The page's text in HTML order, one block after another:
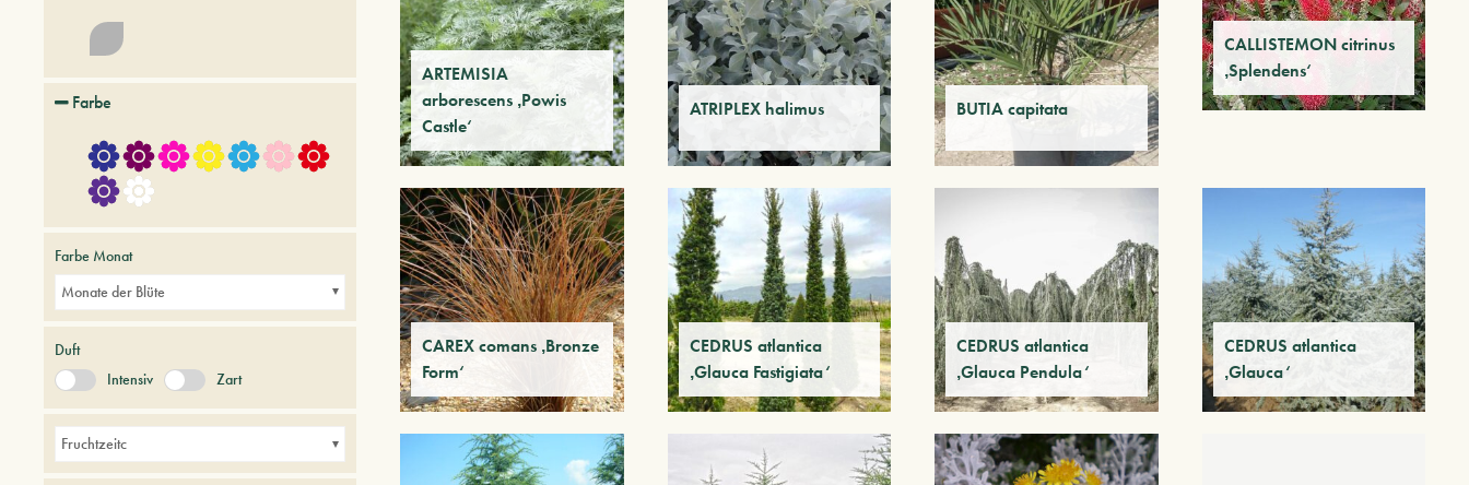
ARTEMISIA
arborescens ‚Powis
Castle‘
ATRIPLEX halimus BUTIA capitata
CALLISTEMON citrinus
‚Splendens‘
CAREX comans ‚Bronze
Form‘
CEDRUS atlantica
‚Glauca Fastigiata‘
CEDRUS atlantica
‚Glauca Pendula‘
CEDRUS atlantica
‚Glauca‘
Farbe
Farbe Monat
Monate der Blüte
Duft
Intensiv
Zart
Fruchtzeitc